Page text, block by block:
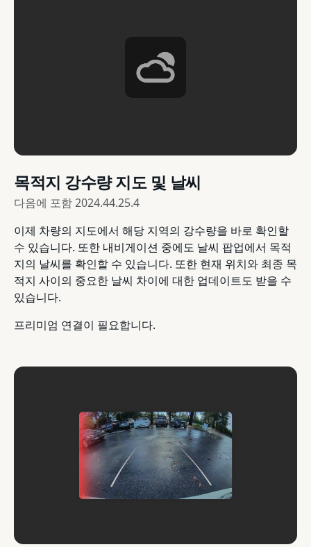
목적지 강수량 지도 및 날씨
다음에 포함2024.44.25.4
이제 차량의 지도에서 해당 지역의 강수량을 바로 확인할
수 있습니다. 또한 내비게이션 중에도 날씨 팝업에서 목적
지의 날씨를 확인할 수 있습니다. 또한 현재 위치와 최종 목
적지 사이의 중요한 날씨 차이에 대한 업데이트도 받을 수
있습니다.
프리미엄 연결이 필요합니다.